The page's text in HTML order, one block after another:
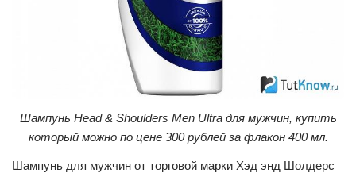
Шампунь Head & Shoulders Men Ultra для мужчин, купить
который можно по цене 300 рублей за флакон 400 мл.
Шампунь для мужчин от торговой марки Хэд энд Шолдерс